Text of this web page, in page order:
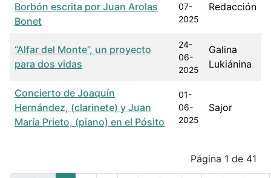
Borbón escrita por Juan Arolas
Bonet
07-
2025
Redacción
“Alfar del Monte”, un proyecto
para dos vidas
24-
06-
2025
Galina
Lukiánina
Concierto de Joaquín
Hernández, (clarinete) y Juan
María Prieto, (piano) en el Pósito
01-
06-
2025
Sajor
Página 1 de 41